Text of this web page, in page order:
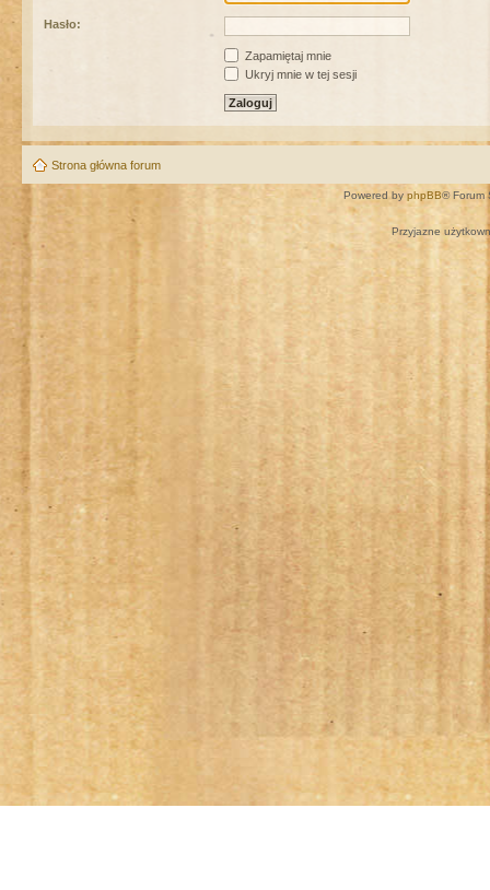
Hasło:
Zapamiętaj mnie
Ukryj mnie w tej sesji
Strona główna forum
Powered by phpBB® Forum
Przyjazne